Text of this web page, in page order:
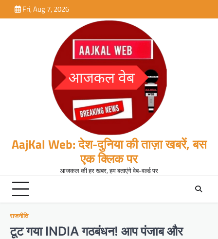
to
Fri, Aug 7, 2026
AajKal Web: देश-दुनिया की ताज़ा खबरें, बस
एक क्लिक पर
आजकल की हर खबर, हम बताएंगे वेब-वर्ल्ड पर
राजनीति
टूट गया INDIA गठबंधन! आप पंजाब और